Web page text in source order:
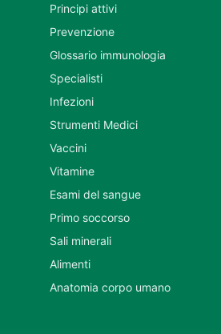
Principi attivi
Prevenzione
Glossario immunologia
Specialisti
Infezioni
Strumenti Medici
Vaccini
Vitamine
Esami del sangue
Primo soccorso
Sali minerali
Alimenti
Anatomia corpo umano